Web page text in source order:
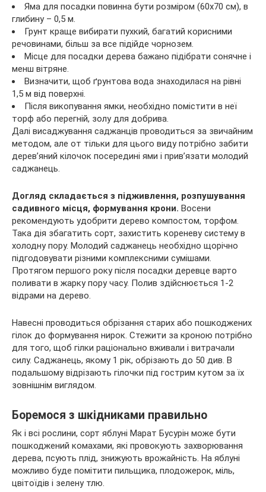
Яма для посадки повинна бути розміром (60х70 см), в
глибину – 0,5 м.
Грунт краще вибирати пухкий, багатий корисними
речовинами, більш за все підійде чорнозем.
Місце для посадки дерева бажано підібрати сонячне і
менш вітряне.
Визначити, щоб ґрунтова вода знаходилася на рівні
1,5 м від поверхні.
Після викопування ямки, необхідно помістити в неї
торф або перегній, золу для добрива.
Далі висаджування саджанців проводиться за звичайним
методом, але от тільки для цього виду потрібно забити
дерев’яний кілочок посередині ями і прив’язати молодий
саджанець.
Догляд складається з підживлення, розпушування
садивного місця, формування крони. Восени
рекомендують удобрити дерево компостом, торфом.
Така дія збагатить сорт, захистить кореневу систему в
холодну пору. Молодий саджанець необхідно щорічно
підгодовувати різними комплексними сумішами.
Протягом першого року після посадки деревце варто
поливати в жарку пору часу. Полив здійснюється 1-2
відрами на дерево.
Навесні проводиться обрізання старих або пошкоджених
гілок до формування нирок. Стежити за кроною потрібно
для того, щоб гілки раціонально вживали і витрачали
силу. Саджанець, якому 1 рік, обрізають до 50 див. В
подальшому відрізають гілочки під гострим кутом за їх
зовнішнім виглядом.
Боремося з шкідниками правильно
Як і всі рослини, сорт яблуні Марат Бусурін може бути
пошкоджений комахами, які провокують захворювання
дерева, псують плід, знижують врожайність. На яблуні
можливо буде помітити пильщика, плодожерок, міль,
цвітоїдів і зелену тлю.